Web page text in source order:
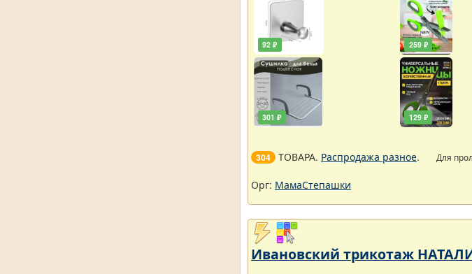
92 ₽
301 ₽
259 ₽
129 ₽
304 ТОВАРА. Распродажа разное. Для
Орг: МамаСтепашки
Ивановский трикотаж